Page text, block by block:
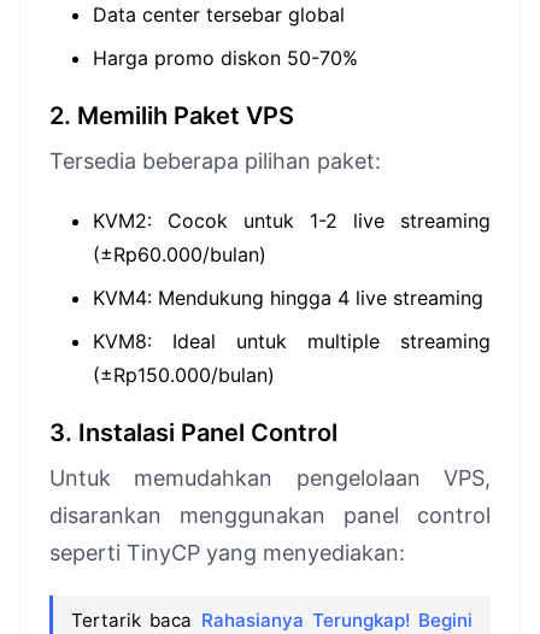
Data center tersebar global
Harga promo diskon 50-70%
2. Memilih Paket VPS
Tersedia beberapa pilihan paket:
KVM2: Cocok untuk 1-2 live streaming
(±Rp60.000/bulan)
KVM4: Mendukung hingga 4 live streaming
KVM8: Ideal untuk multiple streaming
(±Rp150.000/bulan)
3. Instalasi Panel Control
Untuk memudahkan pengelolaan VPS,
disarankan menggunakan panel control
seperti TinyCP yang menyediakan:
Tertarik baca Rahasianya Terungkap! Begini